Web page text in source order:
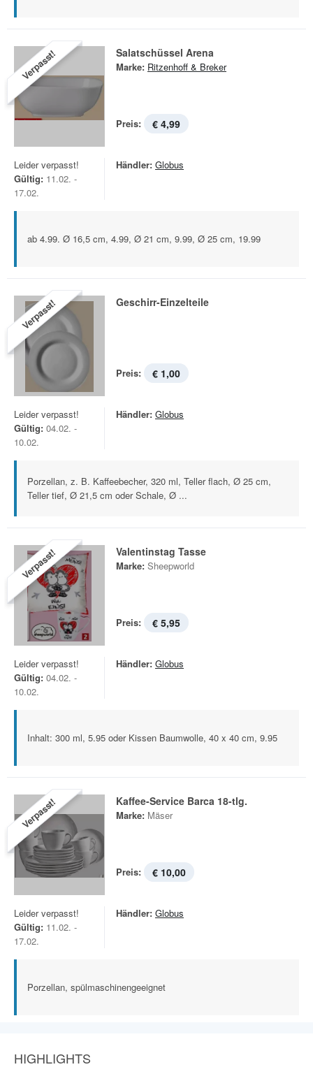
Verpasst! Salatschüssel Arena
Marke: Ritzenhoff & Breker
Preis: € 4,99
Leider verpasst!
Gültig: 11.02. -
17.02.
Händler: Globus
ab 4.99. Ø 16,5 cm, 4.99, Ø 21 cm, 9.99, Ø 25 cm, 19.99
Verpasst! Geschirr-Einzelteile
Preis: € 1,00
Leider verpasst!
Gültig: 04.02. -
10.02.
Händler: Globus
Porzellan, z. B. Kaffeebecher, 320 ml, Teller flach, Ø 25 cm,
Teller tief, Ø 21,5 cm oder Schale, Ø ...
Verpasst! Valentinstag Tasse
Marke: Sheepworld
Preis: € 5,95
Leider verpasst!
Gültig: 04.02. -
10.02.
Händler: Globus
Inhalt: 300 ml, 5.95 oder Kissen Baumwolle, 40 x 40 cm, 9.95
Verpasst! Kaffee-Service Barca 18-tlg.
Marke: Mäser
Preis: € 10,00
Leider verpasst!
Gültig: 11.02. -
17.02.
Händler: Globus
Porzellan, spülmaschinengeeignet
HIGHLIGHTS